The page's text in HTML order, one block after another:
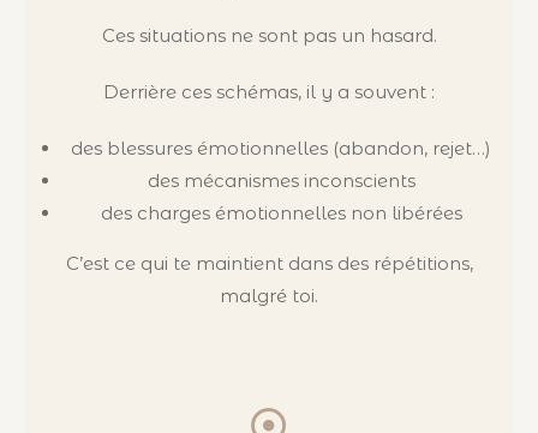
Ces situations ne sont pas un hasard.
Derrière ces schémas, il y a souvent :
des blessures émotionnelles (abandon, rejet…)
des mécanismes inconscients
des charges émotionnelles non libérées
C’est ce qui te maintient dans des répétitions,
malgré toi.